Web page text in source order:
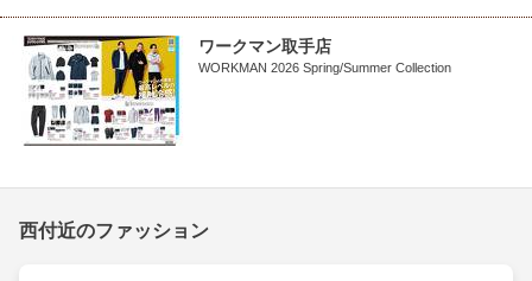
ワークマン取手店
WORKMAN 2026 Spring/Summer Collection
西付近のファッション